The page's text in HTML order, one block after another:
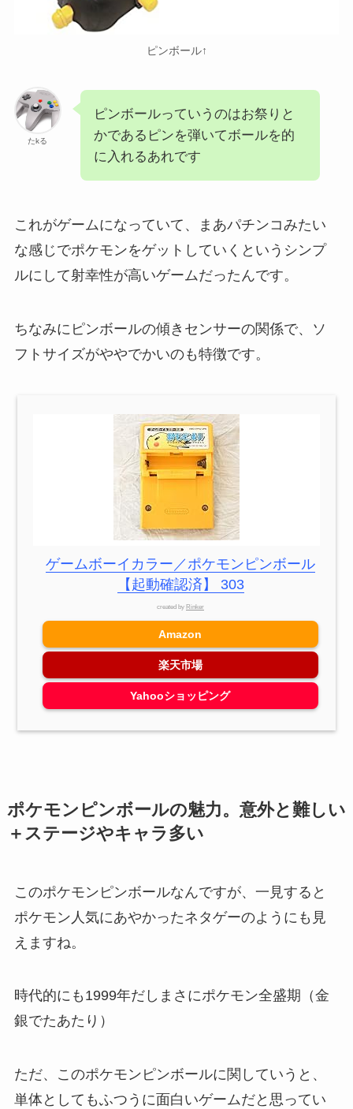
ピンボール↑
たkる
ピンボールっていうのはお祭りと
かであるピンを弾いてボールを的
に入れるあれです
これがゲームになっていて、まあパチンコみたい
な感じでポケモンをゲットしていくというシンプ
ルにして射幸性が高いゲームだったんです。
ちなみにピンボールの傾きセンサーの関係で、ソ
フトサイズがややでかいのも特徴です。
ゲームボーイカラー／ポケモンピンボール
【起動確認済】 303
created by Rinker
Amazon
楽天市場
Yahooショッピング
ポケモンピンボールの魅力。意外と難しい
＋ステージやキャラ多い
このポケモンピンボールなんですが、一見すると
ポケモン人気にあやかったネタゲーのようにも見
えますね。
時代的にも1999年だしまさにポケモン全盛期（金
銀でたあたり）
ただ、このポケモンピンボールに関していうと、
単体としてもふつうに面白いゲームだと思ってい